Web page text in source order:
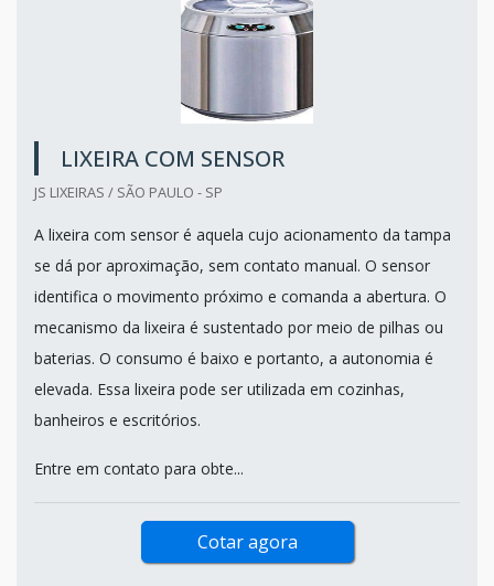
LIXEIRA COM SENSOR
JS LIXEIRAS / SÃO PAULO - SP
A lixeira com sensor é aquela cujo acionamento da tampa
se dá por aproximação, sem contato manual. O sensor
identifica o movimento próximo e comanda a abertura. O
mecanismo da lixeira é sustentado por meio de pilhas ou
baterias. O consumo é baixo e portanto, a autonomia é
elevada. Essa lixeira pode ser utilizada em cozinhas,
banheiros e escritórios.
Entre em contato para obte...
Cotar agora